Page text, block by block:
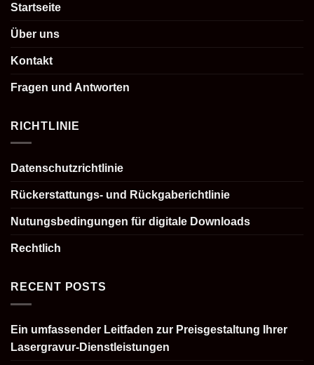
Startseite
Über uns
Kontakt
Fragen und Antworten
RICHTLINIE
Datenschutzrichtlinie
Rückerstattungs- und Rückgaberichtlinie
Nutungsbedingungen für digitale Downloads
Rechtlich
RECENT POSTS
Ein umfassender Leitfaden zur Preisgestaltung Ihrer
Lasergravur-Dienstleistungen